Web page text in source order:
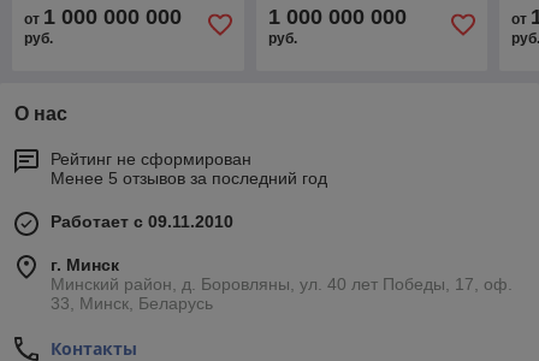
от 1 000 000 000
руб.
ИСРК-12 "Хозяин"
1 000 000 000
руб.
от
О нас
Рейтинг не сформирован
Менее 5 отзывов за последний год
Работает с 09.11.2010
г. Минск
Минский район, д. Боровляны, ул. 40 лет Победы, 17, оф.
33, Минск, Беларусь
Контакты